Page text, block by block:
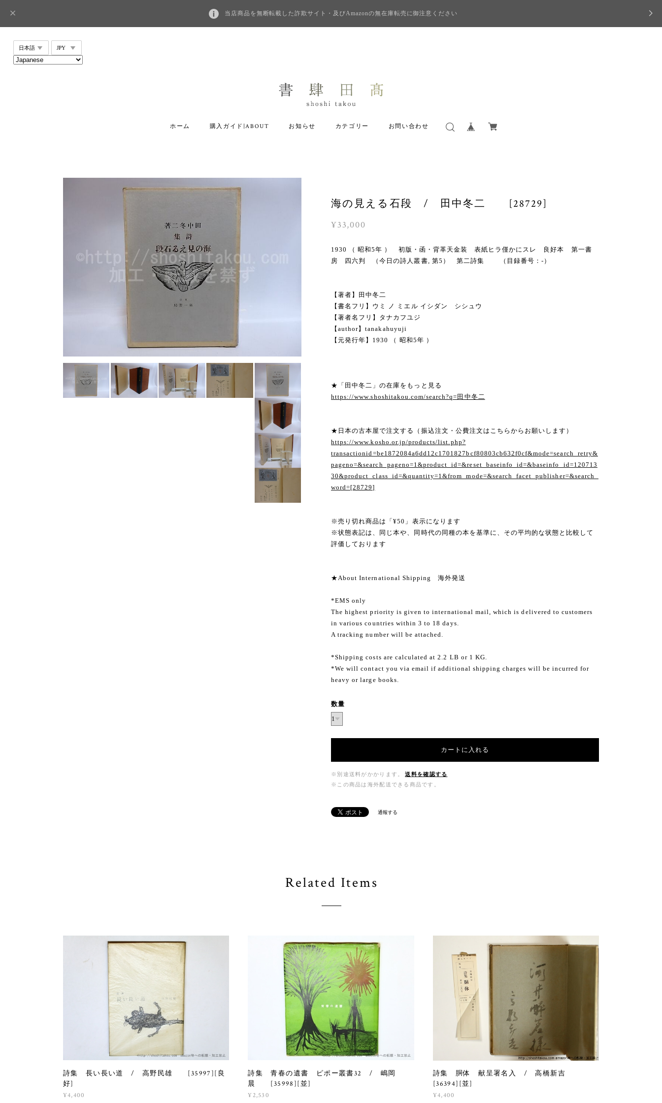
当店商品を無断転載した詐欺サイト・及びAmazonの無在庫転売に御注意ください
ホーム 購入ガイド|ABOUT お知らせ カテゴリー お問い合わせ
海の見える石段 / 田中冬二 [28729]
¥33,000
1930 （ 昭和5年 ） 初版・函・背革天金装 表紙ヒラ僅かにスレ 良好本 第一書
房 四六判 （今日の詩人叢書, 第5） 第二詩集 （目録番号：-）
【著者】田中冬二
【書名フリ】ウミ ノ ミエル イシダン シシュウ
【著者名フリ】タナカフユジ
【author】tanakahuyuji
【元発行年】1930 （ 昭和5年 ）
★「田中冬二」の在庫をもっと見る
https://www.shoshitakou.com/search?q=田中冬二
★日本の古本屋で注文する（振込注文・公費注文はこちらからお願いします）
https://www.kosho.or.jp/products/list.php?
transactionid=be1872084a6dd12c1701827bcf80803cb632f0cf&mode=search_retry&
pageno=&search_pageno=1&product_id=&reset_baseinfo_id=&baseinfo_id=120713
30&product_class_id=&quantity=1&from_mode=&search_facet_publisher=&search_
word=[28729]
※売り切れ商品は「¥50」表示になります
※状態表記は、同じ本や、同時代の同種の本を基準に、その平均的な状態と比較して
評価しております
★About International Shipping 海外発送
*EMS only
The highest priority is given to international mail, which is delivered to customers
in various countries within 3 to 18 days.
A tracking number will be attached.
*Shipping costs are calculated at 2.2 LB or 1 KG.
*We will contact you via email if additional shipping charges will be incurred for
heavy or large books.
数量
カートに入れる
※別途送料がかかります。
送料を確認する
※この商品は海外配送できる商品です。
通報する
Related Items
詩集 長い長い道 / 高野民雄 [35997][良
好]
¥4,400
詩集 青春の遺書 ピポー叢書32 / 嶋岡
晨 [35998][並]
¥2,530
詩集 胴体 献呈署名入 / 高橋新吉
[36394][並]
¥4,400